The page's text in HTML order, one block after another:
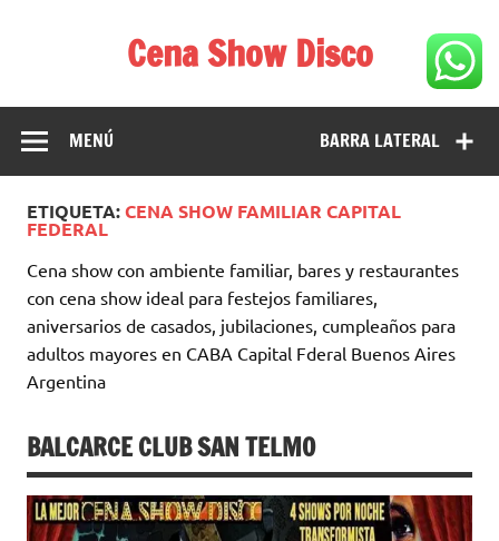
Cena Show Disco
Cena Show Disco – DISCO CENA SHOW GUIA DE
RESTAURANTES
BARRA LATERAL
MENÚ
ETIQUETA:CENA SHOW FAMILIAR CAPITAL
FEDERAL
Cena show con ambiente familiar, bares y restaurantes
con cena show ideal para festejos familiares,
aniversarios de casados, jubilaciones, cumpleaños para
adultos mayores en CABA Capital Fderal Buenos Aires
Argentina
BALCARCE CLUB SAN TELMO